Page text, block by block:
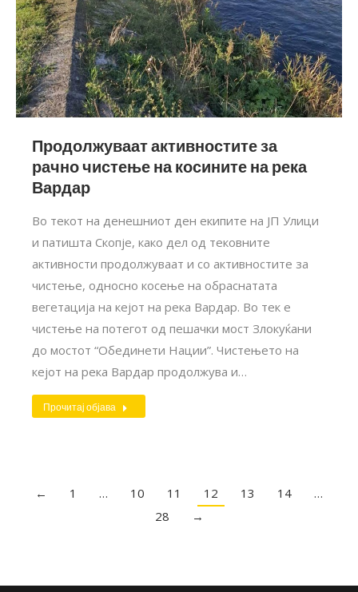
Продолжуваат активностите за
рачно чистење на косините на река
Вардар
Во текот на денешниот ден екипите на ЈП Улици
и патишта Скопје, како дел од тековните
активности продолжуваат и со активностите за
чистење, односно косење на обраснатата
вегетација на кејот на река Вардар. Во тек е
чистење на потегот од пешачки мост Злокуќани
до мостот “Обединети Нации”. Чистењето на
кејот на река Вардар продолжува и…
Прочитај објава
← 1 … 10 11 12 13 14
…
28
→